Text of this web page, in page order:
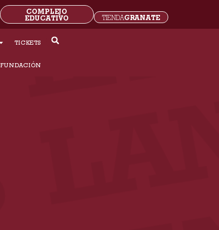
TIENDAGRANATE
COMPLEJO
EDUCATIVO
TICKETS
FUNDACIÓN